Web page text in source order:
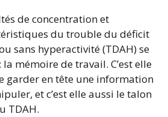
de concentration et
du trouble du déficit
sans hyperactivité (TDAH) se
mémoire de travail. C’est elle
garder en tête une information
et c’est elle aussi le talon
TDAH.